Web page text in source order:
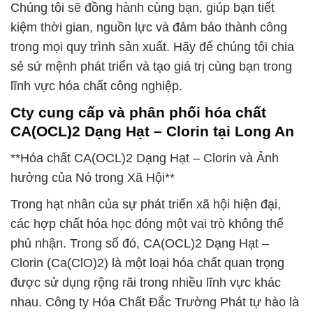
Chúng tôi sẽ đồng hành cùng bạn, giúp bạn tiết
kiệm thời gian, nguồn lực và đảm bảo thành công
trong mọi quy trình sản xuất. Hãy để chúng tôi chia
sẻ sứ mệnh phát triển và tạo giá trị cùng bạn trong
lĩnh vực hóa chất công nghiệp.
Cty cung cấp và phân phối hóa chất
CA(OCL)2 Dạng Hạt – Clorin tại Long An
**Hóa chất CA(OCL)2 Dạng Hạt – Clorin và Ảnh
hưởng của Nó trong Xã Hội**
Trong hạt nhân của sự phát triển xã hội hiện đại,
các hợp chất hóa học đóng một vai trò không thể
phủ nhận. Trong số đó, CA(OCL)2 Dạng Hạt –
Clorin (Ca(ClO)2) là một loại hóa chất quan trọng
được sử dụng rộng rãi trong nhiều lĩnh vực khác
nhau. Công ty Hóa Chất Đắc Trường Phát tự hào là